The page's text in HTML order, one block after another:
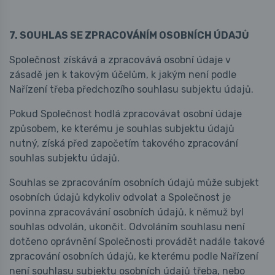
7. SOUHLAS SE ZPRACOVÁNÍM OSOBNÍCH ÚDAJŮ
Společnost získává a zpracovává osobní údaje v
zásadě jen k takovým účelům, k jakým není podle
Nařízení třeba předchozího souhlasu subjektu údajů.
Pokud Společnost hodlá zpracovávat osobní údaje
způsobem, ke kterému je souhlas subjektu údajů
nutný, získá před započetím takového zpracování
souhlas subjektu údajů.
Souhlas se zpracováním osobních údajů může subjekt
osobních údajů kdykoliv odvolat a Společnost je
povinna zpracovávání osobních údajů, k němuž byl
souhlas odvolán, ukončit. Odvoláním souhlasu není
dotčeno oprávnění Společnosti provádět nadále takové
zpracování osobních údajů, ke kterému podle Nařízení
není souhlasu subjektu osobních údajů třeba, nebo